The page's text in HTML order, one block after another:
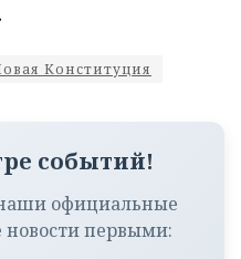
Конституция
событий!
официальные
первыми: